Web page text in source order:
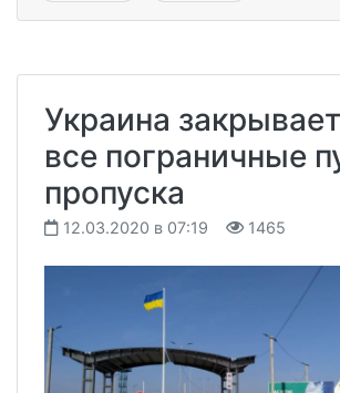
Украина
все пограничные
пропуска
12.03.2020 в 07:19 1465